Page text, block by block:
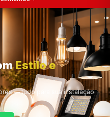
Estilo e
— tudo para sua instalação
Cada